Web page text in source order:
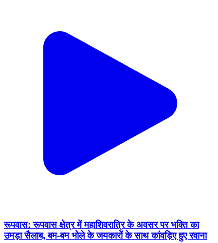
रूपवास: रूपवास क्षेत्र में महाशिवरात्रि के अवसर पर भक्ति का
उमड़ा सैलाब, बम-बम भोले के जयकारों के साथ कांवड़िए हुए रवाना